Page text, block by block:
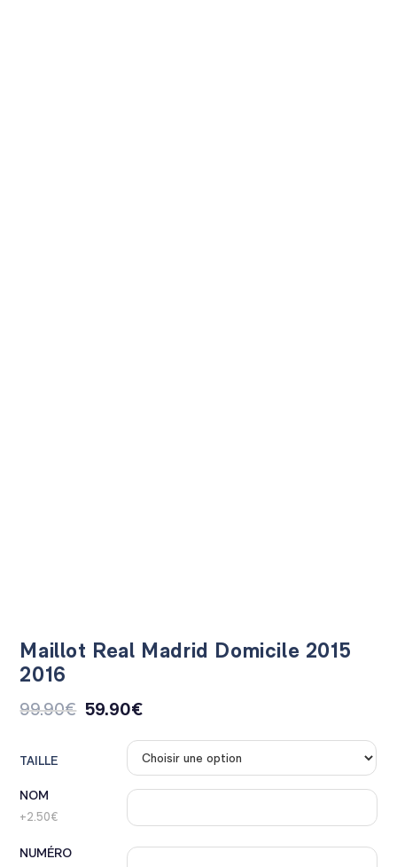
Maillot Real Madrid Domicile 2015
2016
99.90€ 59.90€
TAILLE
NOM
+2.50€
NUMÉRO